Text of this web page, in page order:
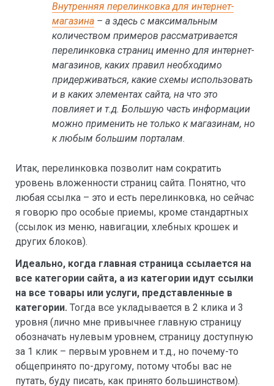
Внутренняя перелинковка для интернет-
магазина – а здесь с максимальным
количеством примеров рассматривается
перелинковка страниц именно для интернет-
магазинов, каких правил необходимо
придерживаться, какие схемы использовать
и в каких элементах сайта, на что это
повлияет и т.д. Большую часть информации
можно применить не только к магазинам, но
к любым большим порталам.
Итак, перелинковка позволит нам сократить
уровень вложенности страниц сайта. Понятно, что
любая ссылка – это и есть перелинковка, но сейчас
я говорю про особые приемы, кроме стандартных
(ссылок из меню, навигации, хлебных крошек и
других блоков).
Идеально, когда главная страница ссылается на
все категории сайта, а из категории идут ссылки
на все товары или услуги, представленные в
категории. Тогда все укладывается в 2 клика и 3
уровня (лично мне привычнее главную страницу
обозначать нулевым уровнем, страницу доступную
за 1 клик – первым уровнем и т.д., но почему-то
общепринято по-другому, потому чтобы вас не
путать, буду писать, как принято большинством).